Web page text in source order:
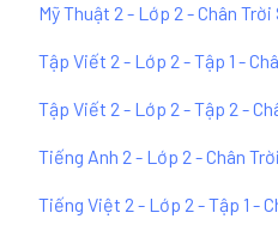
Mỹ Thuật 2 - Lớp 2 - Chân Trời
Tập Viết 2 - Lớp 2 - Tập 1 -
Tập Viết 2 - Lớp 2 - Tập 2 -
Tiếng Anh 2 - Lớp 2 - Chân
Tiếng Việt 2 - Lớp 2 - Tập 1 -